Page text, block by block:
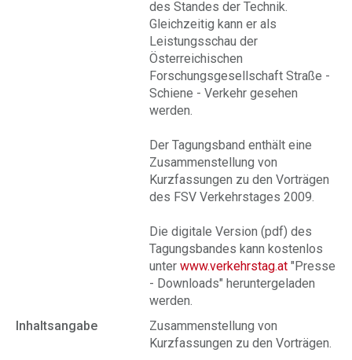
des Standes der Technik.
Gleichzeitig kann er als
Leistungsschau der
Österreichischen
Forschungsgesellschaft Straße -
Schiene - Verkehr gesehen
werden.
Der Tagungsband enthält eine
Zusammenstellung von
Kurzfassungen zu den Vorträgen
des FSV Verkehrstages 2009.
Die digitale Version (pdf) des
Tagungsbandes kann kostenlos
unter www.verkehrstag.at "Presse
- Downloads" heruntergeladen
werden.
Inhaltsangabe
Zusammenstellung von
Kurzfassungen zu den Vorträgen.